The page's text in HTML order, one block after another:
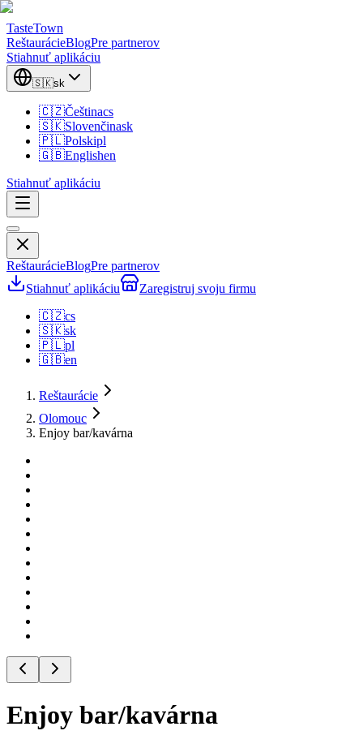
TasteTown
ReštaurácieBlogPre partnerov
Stiahnuť aplikáciu
🇸🇰sk
🇨🇿Češtinacs
🇸🇰Slovenčinask
🇵🇱Polskipl
🇬🇧Englishen
Stiahnuť aplikáciu
ReštaurácieBlogPre partnerov
Stiahnuť aplikáciu
Zaregistruj svoju firmu
🇨🇿cs
🇸🇰sk
🇵🇱pl
🇬🇧en
Reštaurácie
Olomouc
Enjoy bar/kavárna
Enjoy bar/kavárna